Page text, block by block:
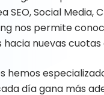
Social Media,
nos permite
nuevas
hemos
día gana más